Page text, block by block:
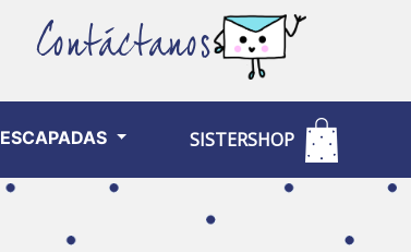
Contáctanos
ESCAPADAS SISTERSHOP